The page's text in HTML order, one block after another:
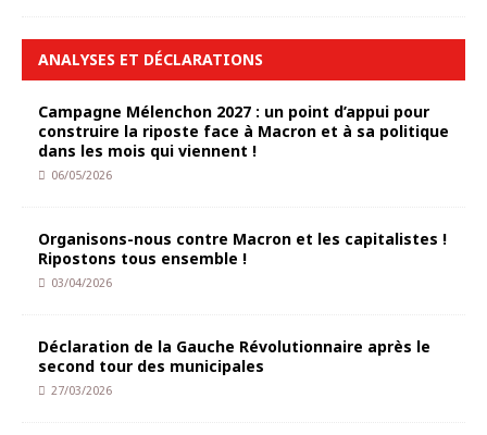
ANALYSES ET DÉCLARATIONS
Campagne Mélenchon 2027 : un point d’appui pour
construire la riposte face à Macron et à sa politique
dans les mois qui viennent !
06/05/2026
Organisons-nous contre Macron et les capitalistes !
Ripostons tous ensemble !
03/04/2026
Déclaration de la Gauche Révolutionnaire après le
second tour des municipales
27/03/2026